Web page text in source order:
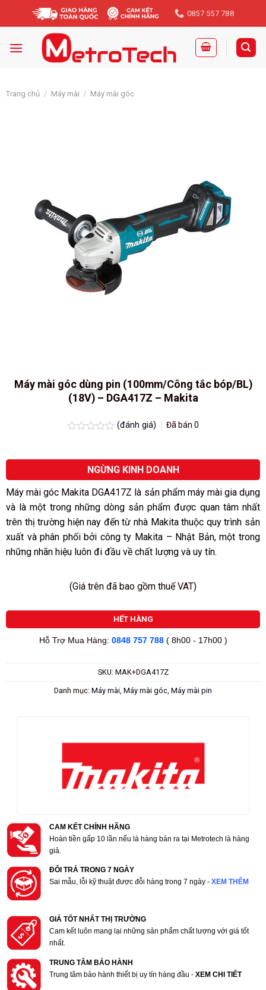
0857 557 788
Trang chủ / Máy mài / Máy mài góc
Máy mài góc dùng pin (100mm/Công tắc bóp/BL)
(18V) – DGA417Z – Makita
hạng
sao
(đánh giá) Đã bán0
NGỪNG KINH DOANH
Máy mài góc Makita DGA417Z là sản phẩm máy mài gia dụng
và là một trong những dòng sản phẩm được quan tâm nhất
trên thị trường hiện nay đến từ nhà Makitathuộc quy trình sản
xuất và phân phối bởi công ty Makita – Nhật Bản, một trong
những nhãn hiệu luôn đi đầu về chất lượng và uy tín.
(Giá trên đã bao gồm thuế VAT)
HẾT HÀNG
Hỗ Trợ Mua Hàng: 0848 757 788 ( 8h00 - 17h00 )
SKU: MAK+DGA417Z
Danh mục: Máy mài, Máy mài góc, Máy mài pin
CAM KẾT CHÍNH HÃNG
Hoàn tiền gấp 10 lần nếu là hàng bán ra tại Metrotech là hàng
giả.
ĐỔI TRẢ TRONG 7 NGÀY
Sai mẫu, lỗi kỹ thuật được đỗi hàng trong 7 ngày - XEM THÊM
GIÁ TỐT NHẤT THỊ TRƯỜNG
Cam kết luôn mang lại những sản phẩm chất lượng với giá tốt
nhất.
TRUNG TÂM BẢO HÀNH
Trung tâm bảo hành thiết bị uy tín hàng đầu -XEM CHI TIẾT